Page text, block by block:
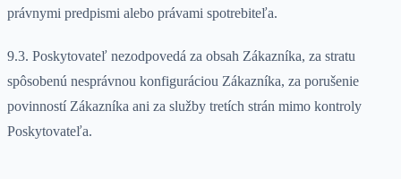
právnymi predpismi alebo právami spotrebiteľa.
9.3. Poskytovateľ nezodpovedá za obsah Zákazníka, za stratu
spôsobenú nesprávnou konfiguráciou Zákazníka, za porušenie
povinností Zákazníka ani za služby tretích strán mimo kontroly
Poskytovateľa.